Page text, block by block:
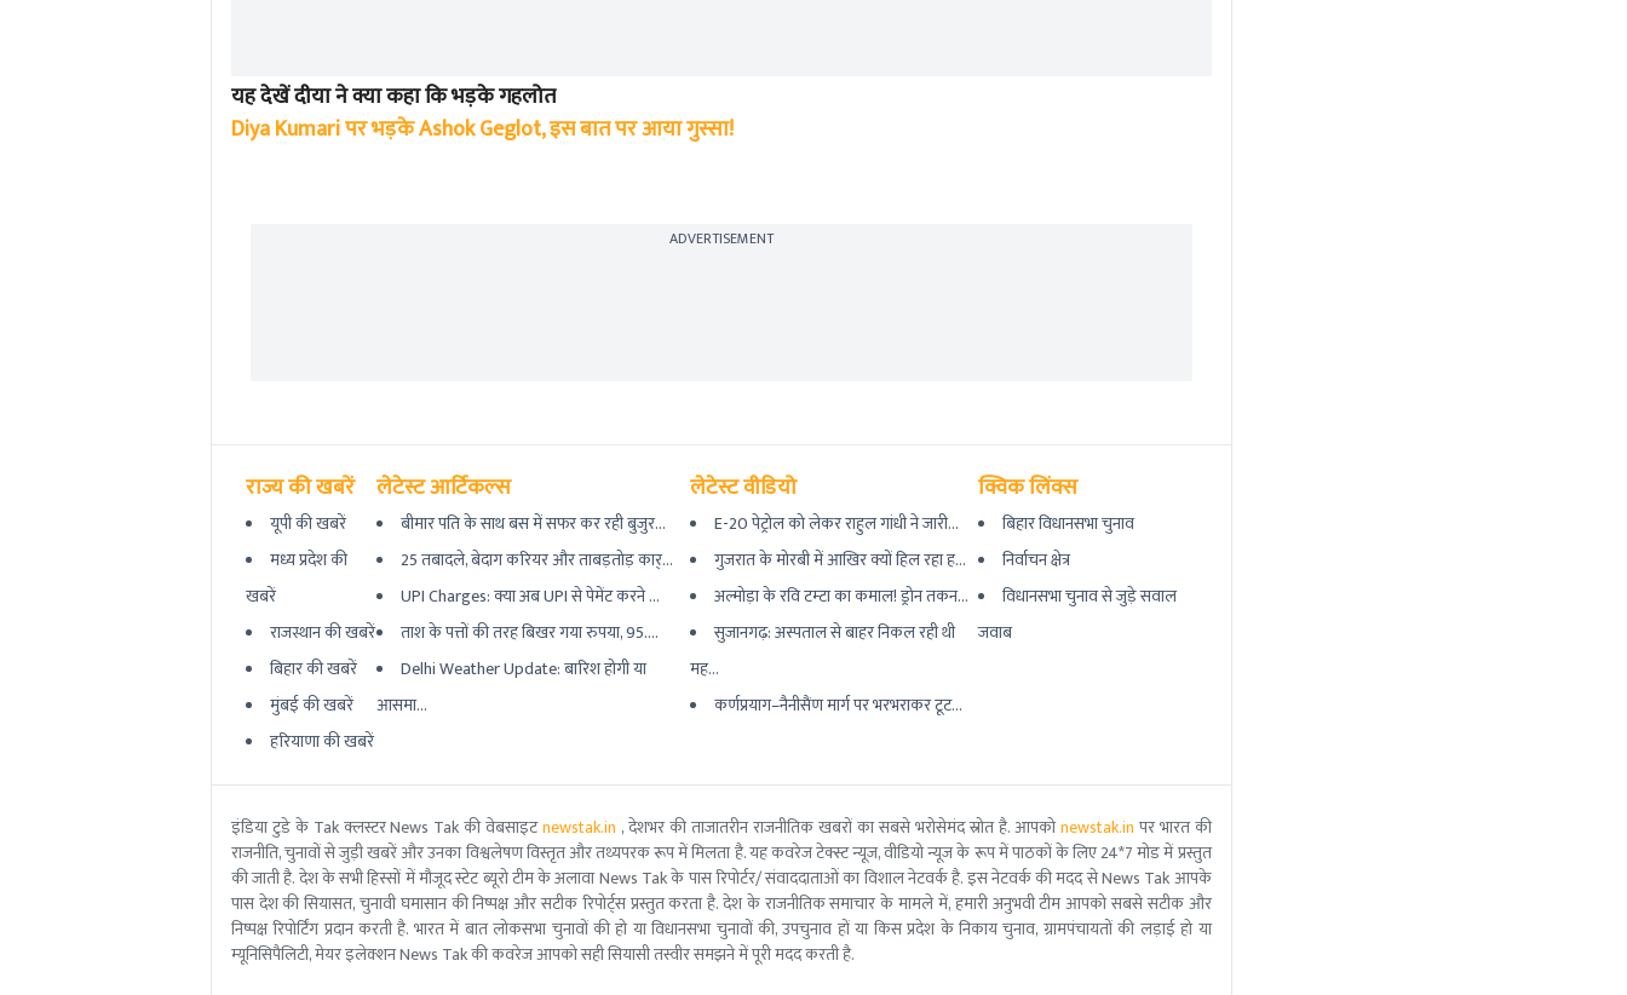
यह देखें दीया ने क्या कहा कि भड़के गहलोत
Diya Kumari पर भड़के Ashok Geglot, इस बात पर आया गुस्सा!
ADVERTISEMENT
राज्य की खबरें
यूपी की खबरें
मध्य प्रदेश की
खबरें
राजस्थान की खबरें
बिहार की खबरें
मुंबई की खबरें
हरियाणा की खबरें
लेटेस्ट आर्टिकल्स
बीमार पति के साथ बस में सफर कर रही बुजुर...
25 तबादले, बेदाग करियर और ताबड़तोड़ कार्...
UPI Charges: क्या अब UPI से पेमेंट करने ...
ताश के पत्तों की तरह बिखर गया रुपया, 95....
Delhi Weather Update: बारिश होगी या
आसमा...
लेटेस्ट वीडियो
E-20 पेट्रोल को लेकर राहुल गांधी ने जारी...
गुजरात के मोरबी में आखिर क्यों हिल रहा ह...
अल्मोड़ा के रवि टम्टा का कमाल! ड्रोन तकन...
सुजानगढ़: अस्पताल से बाहर निकल रही थी
मह...
कर्णप्रयाग–नैनीसैंण मार्ग पर भरभराकर टूट...
क्विक लिंक्स
बिहार विधानसभा चुनाव
निर्वाचन क्षेत्र
विधानसभा चुनाव से जुड़े सवाल
जवाब
इंडिया टुडे के Tak क्लस्टर News Tak की वेबसाइटnewstak.in , देशभर की ताजातरीन राजनीतिक खबरों का सबसे भरोसेमंद स्रोत है. आपकोnewstak.in पर भारत की
राजनीति, चुनावों से जुड़ी खबरें और उनका विश्वलेषण विस्तृत और तथ्यपरक रूप में मिलता है. यह कवरेज टेक्स्ट न्यूज, वीडियो न्यूज के रूप में पाठकों के लिए 24*7 मोड में प्रस्तुत
की जाती है. देश के सभी हिस्सों में मौजूद स्टेट ब्यूरो टीम के अलावा News Tak के पास रिपोर्टर/ संवाददाताओं का विशाल नेटवर्क है. इस नेटवर्क की मदद से News Tak आपके
पास देश की सियासत, चुनावी घमासान की निष्पक्ष और सटीक रिपोर्ट्स प्रस्तुत करता है. देश के राजनीतिक समाचार के मामले में, हमारी अनुभवी टीम आपको सबसे सटीक और
निष्पक्ष रिपोर्टिंग प्रदान करती है. भारत में बात लोकसभा चुनावों की हो या विधानसभा चुनावों की, उपचुनाव हों या किस प्रदेश के निकाय चुनाव, ग्रामपंचायतों की लड़ाई हो या
म्यूनिसिपैलिटी, मेयर इलेक्शन News Tak की कवरेज आपको सही सियासी तस्वीर समझने में पूरी मदद करती है.